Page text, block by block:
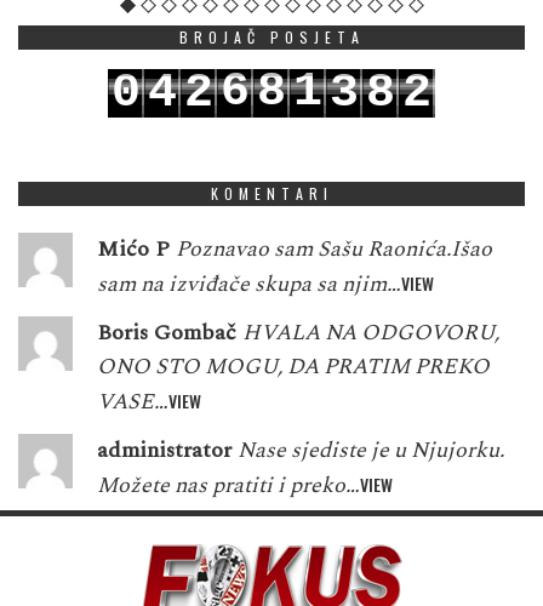
BROJAČ POSJETA
042681382
KOMENTARI
Mićo P Poznavao sam Sašu Raonića.Išao
sam na izviđače skupa sa njim…VIEW
Boris Gombač HVALA NA ODGOVORU,
ONO STO MOGU, DA PRATIM PREKO
VASE…VIEW
administrator Nase sjediste je u Njujorku.
Možete nas pratiti i preko…VIEW